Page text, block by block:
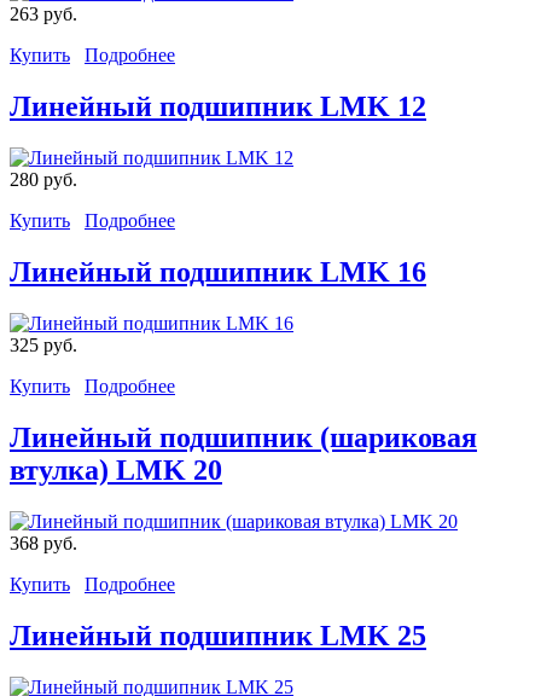
263 руб.
Купить
Подробнее
Линейный подшипник LMK 12
280 руб.
Купить
Подробнее
Линейный подшипник LMK 16
325 руб.
Купить
Подробнее
Линейный подшипник (шариковая
втулка) LMK 20
368 руб.
Купить
Подробнее
Линейный подшипник LMK 25